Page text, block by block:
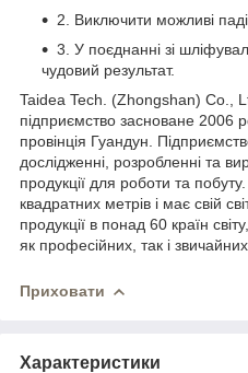
2. Виключити можливі
3. У поєднанні зі
чудовий результат.
Taidea Tech. (Zhongshan) Co.,
підприємство засноване 2006
провінція Гуандун.
дослідженні, розробленні та
продукції для роботи та
квадратних метрів і має свій
продукції в понад 60 країн
як професійних, так і
Приховати
Характеристики